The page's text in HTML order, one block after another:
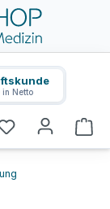
in Netto